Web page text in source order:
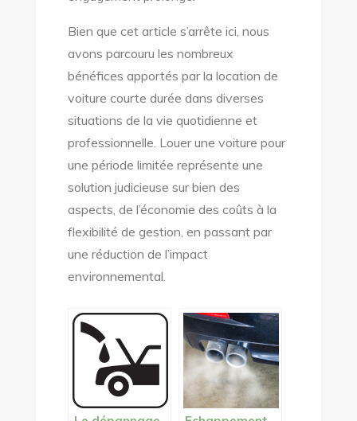
Bien que cet article s’arrête ici, nous
avons parcouru les nombreux
bénéfices apportés par la location de
voiture courte durée dans diverses
situations de la vie quotidienne et
professionnelle. Louer une voiture pour
une période limitée représente une
solution judicieuse sur bien des
aspects, de l’économie des coûts à la
flexibilité de gestion, en passant par
une réduction de l’impact
environnemental.